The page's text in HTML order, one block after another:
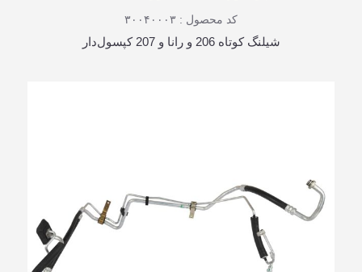
کد محصول : ۳۰۰۴۰۰۰۳
شیلنگ کوتاه 206 و رانا و 207 کپسول‌دار